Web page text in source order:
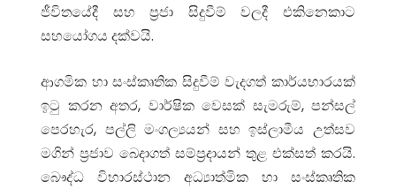
ජීවිතයේදී සහ ප්‍රජා සිදුවීම් වලදී එකිනෙකාට
සහයෝගය දක්වයි.
ආගමික හා සංස්කෘතික සිදුවීම් වැදගත් කාර්යභාරයක්
ඉටු කරන අතර, වාර්ෂික වෙසක් සැමරුම්, පන්සල්
පෙරහැර, පල්ලි මංගල්‍යයන් සහ ඉස්ලාමීය උත්සව
මගින් ප්‍රජාව බෙදාගත් සම්ප්‍රදායන් තුළ එක්සත් කරයි.
බෞද්ධ විහාරස්ථාන අධ්‍යාත්මික හා සංස්කෘතික